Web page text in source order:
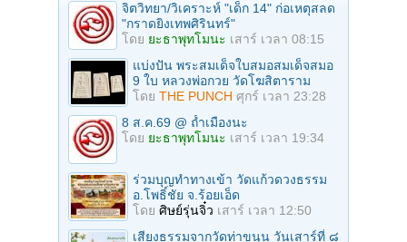
จิตวิทยา/วิเคราะห์ "เด็ก 14" ก่อเหตุสลด
"กราดยิงเทพศิรินทร์"
โดย ยะธาพุทโมนะ เสาร์ เวลา 08:15
แบ่งปัน พระสมเด็จใบสมอสมเด็จสมอ
9 ใบ หลวงพ่อกวย วัดโฆสิตาราม
โดย THE PUNCH ศุกร์ เวลา 23:28
8 ส.ค.69 @ ถ้ำเมืองนะ
โดย ยะธาพุทโมนะ เสาร์ เวลา 19:34
ร่วมบุญทําทางเข้า วัดแก้วดวงธรรม
อ.โพธิ์ชัย จ.ร้อยเอ็ด
โดย ศิษย์รุ่นจิ๋ว เสาร์ เวลา 12:50
เสียงธรรมจากวัดท่าขนุน วันเสาร์ที่ ๘